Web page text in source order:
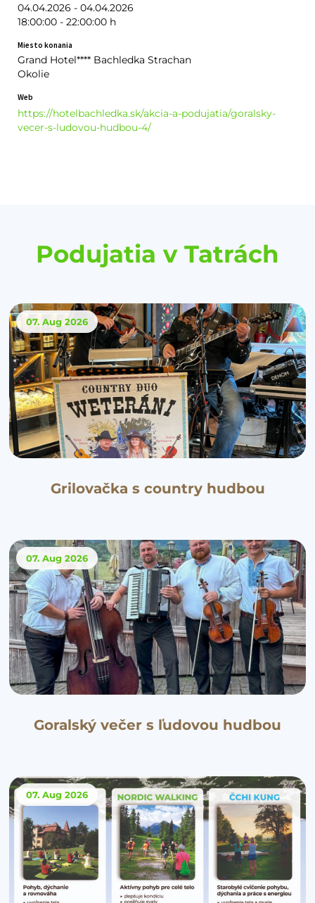
04.04.2026 - 04.04.2026
18:00:00 - 22:00:00 h
Miesto konania
Grand Hotel**** Bachledka Strachan
Okolie
Web
https://hotelbachledka.sk/akcia-a-podujatia/goralsky-
vecer-s-ludovou-hudbou-4/
Podujatia v Tatrách
07. Aug 2026
Grilovačka s country hudbou
07. Aug 2026
Goralský večer s ľudovou hudbou
07. Aug 2026